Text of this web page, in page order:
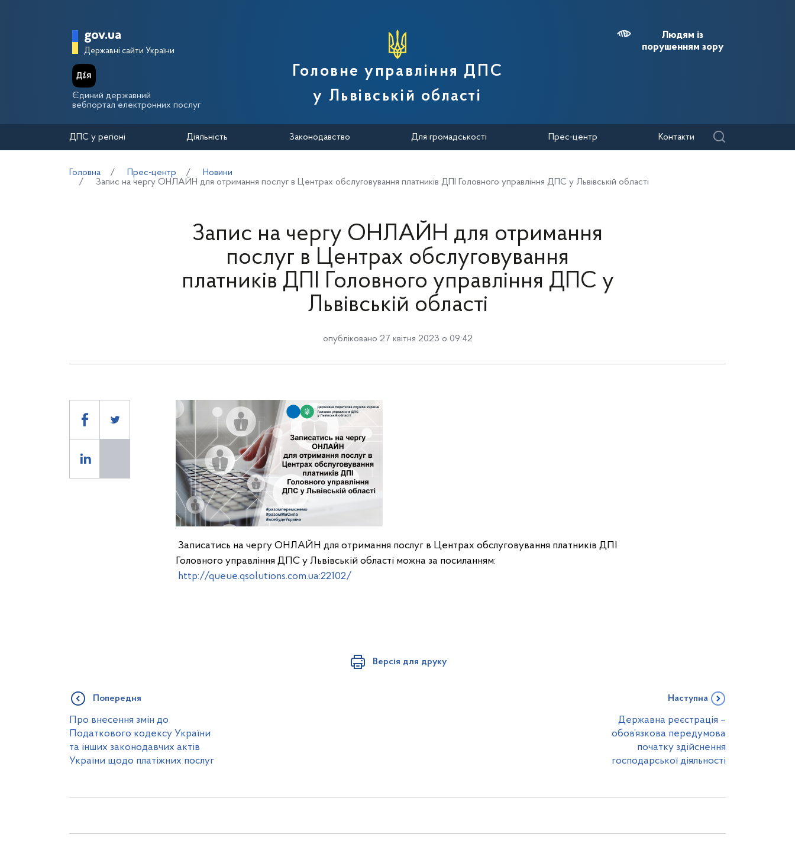
Головна сторінка Державної податкової служби України
gov.ua
Державні сайти України
Єдиний державний
вебпортал електронних послуг
Головне управління ДПС
у Львівській області
Людям із
порушенням зору
ДПС у регіоні Діяльність Законодавство Для громадськості Прес-центр Контакти
Головна Прес-центр
Новини
Запис на чергу ОНЛАЙН для отримання послуг в Центрах обслуговування платників ДПІ Головного управління ДПС у Львівській області
Запис на чергу ОНЛАЙН для отримання
послуг в Центрах обслуговування
платників ДПІ Головного управління ДПС у
Львівській області
опубліковано 27 квітня 2023 о 09:42
Записатись на чергу ОНЛАЙН для отримання послуг в Центрах обслуговування платників ДПІ
Головного управління ДПС у Львівській області можна за посиланням:
http://queue.qsolutions.com.ua:22102/
Версія для друку
Попередня
Про внесення змін до
Податкового кодексу України
та інших законодавчих актів
України щодо платіжних послуг
Наступна
Державна реєстрація –
обов’язкова передумова
початку здійснення
господарської діяльності